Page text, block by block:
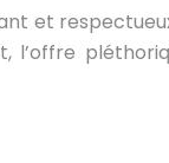
et
l’offre